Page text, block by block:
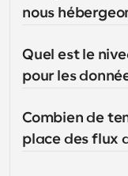
nous
Quel est le
pour les
Combien de
place des flux